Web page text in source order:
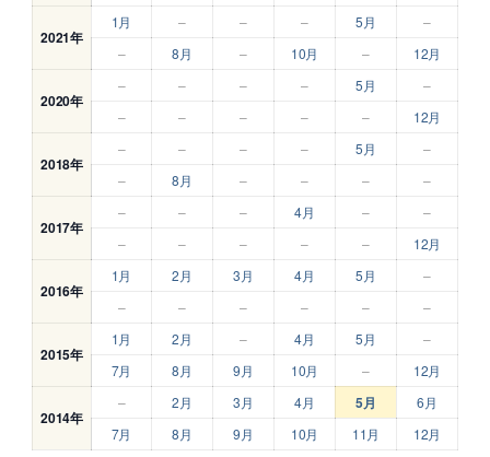
2021年
1月 – – – 5月
–
–
8月 – 10月 – 12月
2020年
– – – – 5月
–
–
– – – – 12月
2018年
– – – – 5月
–
–
8月 – – – –
2017年
– – – 4月 –
–
–
– – – – 12月
2016年
1月 2月 3月 4月 5月
–
–
– – – – –
2015年
1月 2月 – 4月 5月
–
7月
8月 9月 10月 – 12月
2014年
– 2月 3月 4月 5月
6月
7月
8月 9月 10月 11月 12月